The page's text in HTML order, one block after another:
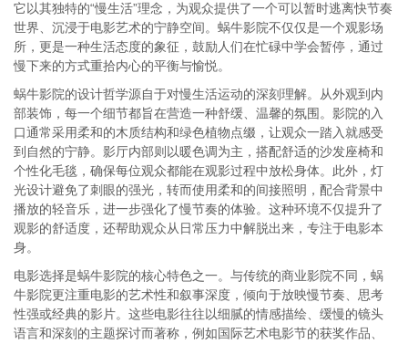
它以其独特的“慢生活”理念，为观众提供了一个可以暂时逃离快节奏
世界、沉浸于电影艺术的宁静空间。蜗牛影院不仅仅是一个观影场
所，更是一种生活态度的象征，鼓励人们在忙碌中学会暂停，通过
慢下来的方式重拾内心的平衡与愉悦。
蜗牛影院的设计哲学源自于对慢生活运动的深刻理解。从外观到内
部装饰，每一个细节都旨在营造一种舒缓、温馨的氛围。影院的入
口通常采用柔和的木质结构和绿色植物点缀，让观众一踏入就感受
到自然的宁静。影厅内部则以暖色调为主，搭配舒适的沙发座椅和
个性化毛毯，确保每位观众都能在观影过程中放松身体。此外，灯
光设计避免了刺眼的强光，转而使用柔和的间接照明，配合背景中
播放的轻音乐，进一步强化了慢节奏的体验。这种环境不仅提升了
观影的舒适度，还帮助观众从日常压力中解脱出来，专注于电影本
身。
电影选择是蜗牛影院的核心特色之一。与传统的商业影院不同，蜗
牛影院更注重电影的艺术性和叙事深度，倾向于放映慢节奏、思考
性强或经典的影片。这些电影往往以细腻的情感描绘、缓慢的镜头
语言和深刻的主题探讨而著称，例如国际艺术电影节的获奖作品、